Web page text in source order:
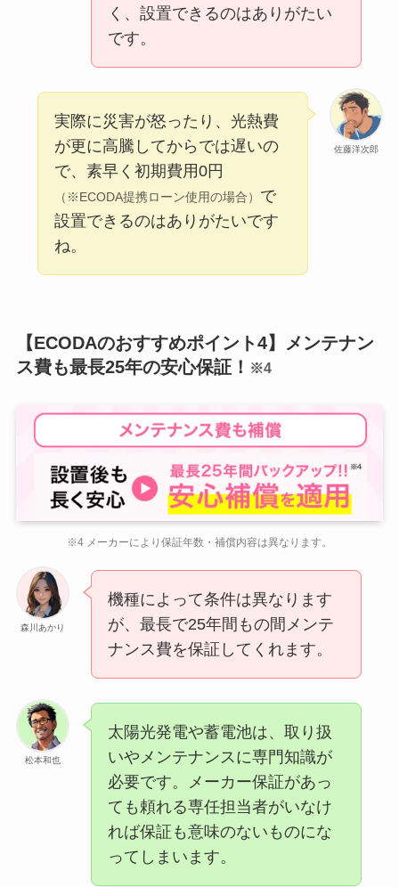
く、設置できるのはありがたい
です。
佐藤洋次郎
実際に災害が怒ったり、光熱費
が更に高騰してからでは遅いの
で、素早く初期費用0円
（※ECODA提携ローン使用の場合） で
設置できるのはありがたいです
ね。
【ECODAのおすすめポイント4】メンテナン
ス費も最長25年の安心保証！ ※4
※4 メーカーにより保証年数・補償内容は異なります。
森川あかり
機種によって条件は異なります
が、最長で25年間もの間メンテ
ナンス費を保証してくれます。
松本和也
太陽光発電や蓄電池は、取り扱
いやメンテナンスに専門知識が
必要です。メーカー保証があっ
ても頼れる専任担当者がいなけ
れば保証も意味のないものにな
ってしまいます。